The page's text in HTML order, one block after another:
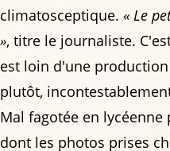
climatosceptique. « Le
», titre le journaliste.
est loin d'une
plutôt,
Mal fagotée en lycéenne
dont les photos prises